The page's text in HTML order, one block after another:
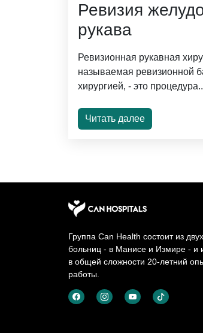
Ревизия
рукава
Ревизионная рукавная
называемая ревизионной
хирургией, - это
Читать далее
Группа Can Health состоит из двух
больниц - в Манисе и Измире - и
в общей сложности 20-летний
работы.